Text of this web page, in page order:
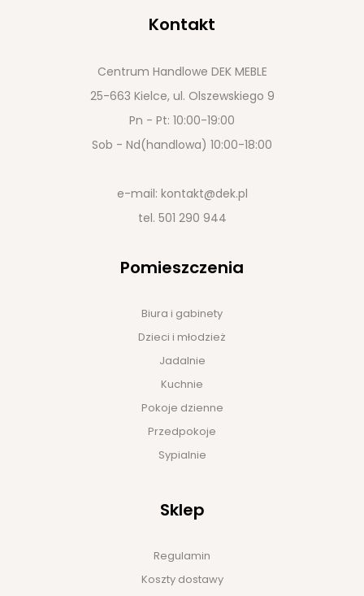
Kontakt
Centrum Handlowe DEK MEBLE
25-663 Kielce, ul. Olszewskiego 9
Pn - Pt: 10:00-19:00
Sob - Nd(handlowa) 10:00-18:00
e-mail: kontakt@dek.pl
tel. 501 290 944
Pomieszczenia
Biura i gabinety
Dzieci i młodzież
Jadalnie
Kuchnie
Pokoje dzienne
Przedpokoje
Sypialnie
Sklep
Regulamin
Koszty dostawy